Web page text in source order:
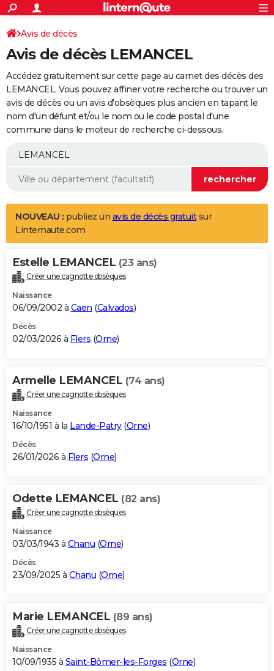
ACTUALITÉS
Politique
Société
Faits Divers
Education
Monde
Villes
+
SPORT
Coupe du monde 2026
Football
Tennis
Cyclisme
Rugby
Forum
Programme TV
TNTStreaming
Cinéma
Sorties cinéma
Musique
+FINANCE
Retraite
Epargne
Immobilier
Risques naturels par ville
Banque
Assurance
AUTO
Essais
Réserver un essai
Citadines
Berlines
SUV
Forum auto
+
Mobiles
Meilleur smartphone
Internet
Ordinateurs
Jeux vidéo
Guide high-tech
Aménagement intérieur
LIFESTYLE
Art de vivre
Bien-être
Loisirs
Mode
Modes de vie
Alimentation
Guide de la santé
Maladies
Médicaments
Sommeil
VOYAGE
Destinations
City break
Voyage nature
Voyage de noces
Forum
Climat
+PHOTO
GUIDES D'ACHAT
BONS PLANS
Carte de Noël
Carte Bonne année
Carte Saint-Valentin
Carte Pâques
Carte d'anniversaire
DICTIONNAIRE
Dictionnaire
Biographies
Citations
Expressions
Proverbes
PROGRAMME TV
S'inscrire
Se connecter
Lycées
Collèges
Primaires
Universités
Entreprises
Service militaire
Avis de recherche
AVIS DE DÉCÈS
Bricolage
Lifestyle
Culture
Sport
Auto
Television
Voyage
Cinema
Avis de décès
Avis de décès LEMANCEL
Accédez gratuitement sur cette page au carnet des décès des
LEMANCEL. Vous pouvez affiner votre recherche ou trouver un
avis de décès ou un avis d'obsèques plus ancien en tapant le
nom d'un défunt et/ou le nom ou le code postal d'une
commune dans le moteur de recherche ci-dessous.
NOUVEAU : publiez un avis de décès gratuitsur
Linternaute.com
Estelle LEMANCEL (23 ans)
Créer une cagnotte obsèques
Naissance
06/09/2002 à Caen (Calvados)
Décès
02/03/2026 à Flers (Orne)
Armelle LEMANCEL (74 ans)
Créer une cagnotte obsèques
Naissance
16/10/1951 à la Lande-Patry(Orne)
Décès
26/01/2026 à Flers (Orne)
Odette LEMANCEL (82 ans)
Créer une cagnotte obsèques
Naissance
03/03/1943 à Chanu (Orne)
Décès
23/09/2025 à Chanu (Orne)
Marie LEMANCEL (89 ans)
Créer une cagnotte obsèques
Naissance
10/09/1935 à Saint-Bômer-les-Forges (Orne)